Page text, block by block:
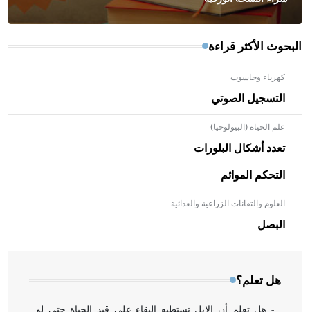
البحوث الأكثر قراءة
كهرباء وحاسوب
التسجيل الصوتي
علم الحياة (البيولوجيا)
تعدد أشكال البلورات
التحكم الموائم
العلوم والتقانات الزراعية والغذائية
البصل
هل تعلم؟
- هل تعلم أن الأبلق نوع من الفنون الهندسية التي ارتبطت
بالعمارة الإسلامية في بلاد الشام ومصر خاصة، حيث يحرص
المعمار على بناء مداميكه وخاصة في الواجهات
- هل تعلم أن الإبل تستطيع البقاء على قيد الحياة حتى لو